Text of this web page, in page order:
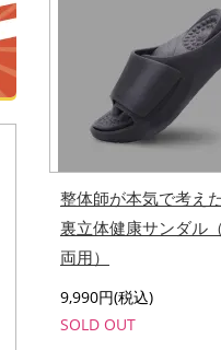
整体師が本気で考え
裏立体健康サンダル
両用）
9,990円(税込)
SOLD OUT